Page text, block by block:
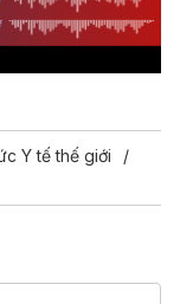
Y tế thế giới